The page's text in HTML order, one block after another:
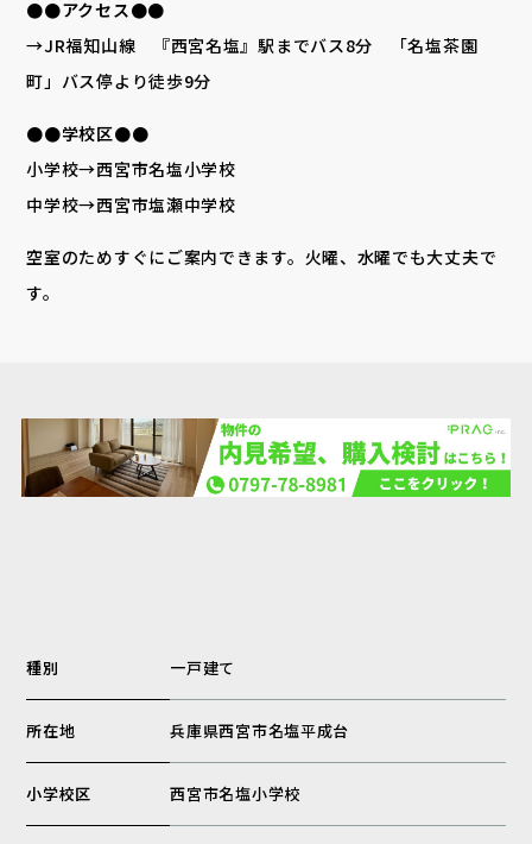
●●アクセス●●
→JR福知山線 『西宮名塩』駅までバス8分 「名塩茶園
町」バス停より徒歩9分
●●学校区●●
小学校→西宮市名塩小学校
中学校→西宮市塩瀬中学校
空室のためすぐにご案内できます。火曜、水曜でも大丈夫で
す。
種別 一戸建て
所在地 兵庫県西宮市名塩平成台
小学校区 西宮市名塩小学校